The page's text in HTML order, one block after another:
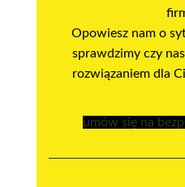
Opowiesz nam o
sprawdzimy czy
rozwiązaniem dla
umów się na